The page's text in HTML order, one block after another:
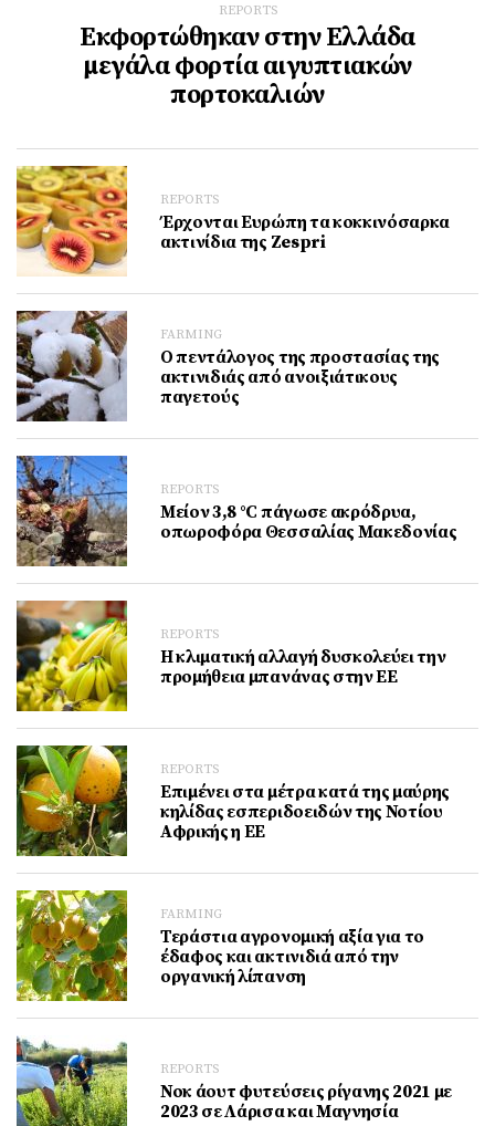
REPORTS
Εκφορτώθηκαν στην Ελλάδα
μεγάλα φορτία αιγυπτιακών
πορτοκαλιών
REPORTS
Έρχονται Ευρώπη τα κοκκινόσαρκα
ακτινίδια της Zespri
FARMING
Ο πεντάλογος της προστασίας της
ακτινιδιάς από ανοιξιάτικους
παγετούς
REPORTS
Μείον 3,8 °C πάγωσε ακρόδρυα,
οπωροφόρα Θεσσαλίας Μακεδονίας
REPORTS
Η κλιματική αλλαγή δυσκολεύει την
προμήθεια μπανάνας στην ΕΕ
REPORTS
Επιμένει στα μέτρα κατά της μαύρης
κηλίδας εσπεριδοειδών της Νοτίου
Αφρικής η ΕΕ
FARMING
Τεράστια αγρονομική αξία για το
έδαφος και ακτινιδιά από την
οργανική λίπανση
REPORTS
Νοκ άουτ φυτεύσεις ρίγανης 2021 με
2023 σε Λάρισα και Μαγνησία